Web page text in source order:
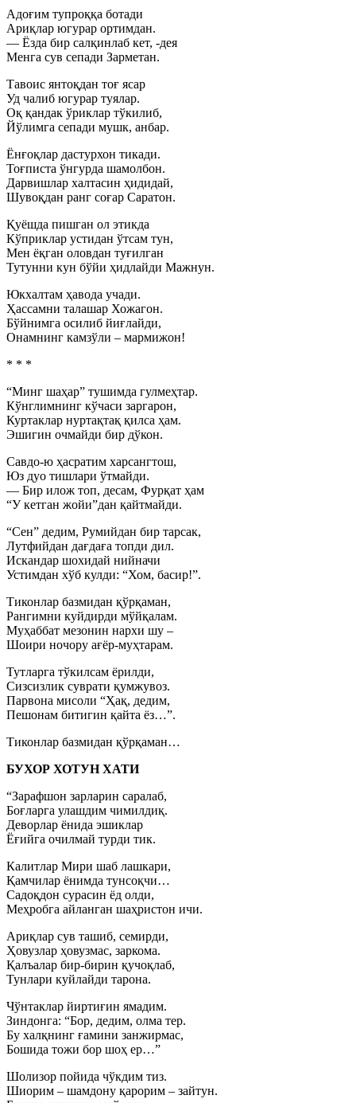
Адоғим тупроққа ботади
Ариқлар югурар ортимдан.
— Ёзда бир салқинлаб кет, -дея
Менга сув сепади Зарметан.
Тавоис янтоқдан тоғ ясар
Уд чалиб югурар туялар.
Оқ қандак ўриклар тўкилиб,
Йўлимга сепади мушк, анбар.
Ёнғоқлар дастурхон тикади.
Тоғписта ўнгурда шамолбон.
Дарвишлар халтасин ҳидидай,
Шувоқдан ранг соғар Саратон.
Қуёшда пишган ол этикда
Кўприклар устидан ўтсам тун,
Мен ёқган оловдан туғилган
Тутунни кун бўйи ҳидлайди Мажнун.
Юкхалтам ҳавода учади.
Ҳассамни талашар Хожагон.
Бўйнимга осилиб йиғлайди,
Онамнинг камзўли – мармижон!
* * *
“Минг шаҳар” тушимда гулмеҳтар.
Кўнглимнинг кўчаси заргарон,
Куртаклар нуртақтақ қилса ҳам.
Эшигин очмайди бир дўкон.
Савдо-ю ҳасратим харсангтош,
Юз дуо тишлари ўтмайди.
— Бир илож топ, десам, Фурқат ҳам
“У кетган жойи”дан қайтмайди.
“Сен” дедим, Румийдан бир тарсак,
Лутфийдан дағдаға топди дил.
Искандар шохидай нийначи
Устимдан хўб кулди: “Хом, басир!”.
Тиконлар базмидан қўрқаман,
Рангимни куйдирди мўйқалам.
Муҳаббат мезонин нархи шу –
Шоири ночору ағёр-муҳтарам.
Тутларга тўкилсам ёрилди,
Сизсизлик суврати қумжувоз.
Парвона мисоли “Ҳақ, дедим,
Пешонам битигин қайта ёз…”.
Тиконлар базмидан қўрқаман…
БУХОР ХОТУН ХАТИ
“Зарафшон зарларин саралаб,
Боғларга улашдим чимилдиқ.
Деворлар ёнида эшиклар
Ёғийга очилмай турди тик.
Калитлар Мири шаб лашкари,
Қамчилар ёнимда тунсоқчи…
Садоқдон сурасин ёд олди,
Меҳробга айланган шаҳристон ичи.
Ариқлар сув ташиб, семирди,
Ҳовузлар ҳовузмас, заркома.
Қалъалар бир-бирин қучоқлаб,
Тунлари куйлайди тарона.
Чўнтаклар йиртиғин ямадим.
Зиндонга: “Бор, дедим, олма тер.
Бу халқнинг ғамини занжирмас,
Бошида тожи бор шоҳ ер…”
Шолизор пойида чўкдим тиз.
Шиорим – шамдону қарорим – зайтун.